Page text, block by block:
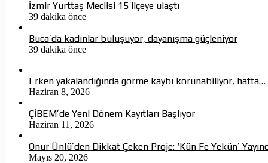
İzmir Yurttaş Meclisi 15 ilçeye ulaştı
39 dakika önce
Buca’da kadınlar buluşuyor, dayanışma güçleniyor
39 dakika önce
Erken yakalandığında görme kaybı korunabiliyor, hatta…
Haziran 8, 2026
ÇİBEM’de Yeni Dönem Kayıtları Başlıyor
Haziran 11, 2026
Onur Ünlü’den Dikkat Çeken Proje: ‘Kün Fe Yekün’
Mayıs 20, 2026